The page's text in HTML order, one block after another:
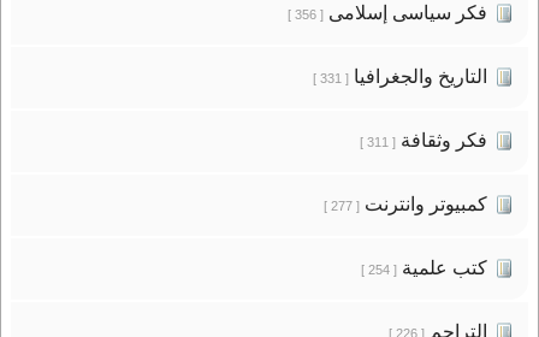
فكر سياسى إسلامى[ 356 ]
التاريخ والجغرافيا[ 331 ]
فكر وثقافة[ 311 ]
كمبيوتر وانترنت[ 277 ]
كتب علمية[ 254 ]
التراجم[ 226 ]